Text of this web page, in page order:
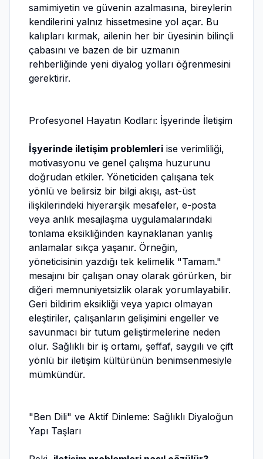
samimiyetin ve güvenin azalmasına, bireylerin
kendilerini yalnız hissetmesine yol açar. Bu
kalıpları kırmak, ailenin her bir üyesinin bilinçli
çabasını ve bazen de bir uzmanın
rehberliğinde yeni diyalog yolları öğrenmesini
gerektirir.
Profesyonel Hayatın Kodları: İşyerinde İletişim
İşyerinde iletişim problemleri ise verimliliği,
motivasyonu ve genel çalışma huzurunu
doğrudan etkiler. Yöneticiden çalışana tek
yönlü ve belirsiz bir bilgi akışı, ast-üst
ilişkilerindeki hiyerarşik mesafeler, e-posta
veya anlık mesajlaşma uygulamalarındaki
tonlama eksikliğinden kaynaklanan yanlış
anlamalar sıkça yaşanır. Örneğin,
yöneticisinin yazdığı tek kelimelik "Tamam."
mesajını bir çalışan onay olarak görürken, bir
diğeri memnuniyetsizlik olarak yorumlayabilir.
Geri bildirim eksikliği veya yapıcı olmayan
eleştiriler, çalışanların gelişimini engeller ve
savunmacı bir tutum geliştirmelerine neden
olur. Sağlıklı bir iş ortamı, şeffaf, saygılı ve çift
yönlü bir iletişim kültürünün benimsenmesiyle
mümkündür.
"Ben Dili" ve Aktif Dinleme: Sağlıklı Diyaloğun
Yapı Taşları